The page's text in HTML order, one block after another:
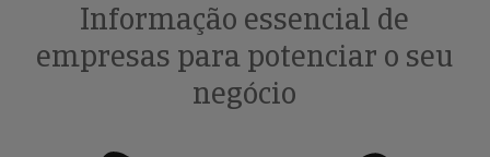
Informação essencial de
empresas para potenciar o seu
negócio